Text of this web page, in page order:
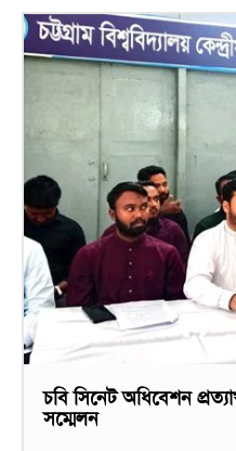
চবি সিনেট অধিবেশন
সম্মেলন